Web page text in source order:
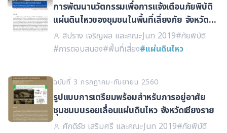
การพัฒนานวัตกรรมเพื่อการแจ้งเตือนภัยพิบัติ
แผ่นดินไหวของชุมชนในพื้นที่เสี่ยงภัย จังหวัด
เชียงราย
สิปราง เจริญผล และคณะ·Jun 2019#ภัยพิบัติ
#การตอบสนอง#พื้นที่เสี่ยง#แผ่นดินไหว
ฉบับที่ 3 กรกฏาคม-กันยายน 2560
รูปแบบการเตรียมพร้อมสำหรับการอยู่อาศัย
ชุมชนบนรอยเลื่อนแผ่นดินไหว จังหวัดเชียงราย
ศักดิธัช เสริมศรี และคณะ·Jun 2019#ภัยพิบัติ